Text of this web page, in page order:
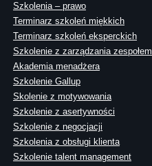
Szkolenia – prawo
Terminarz szkoleń miękkich
Terminarz szkoleń eksperckich
Szkolenie z zarządzania zespołem
Akademia menadżera
Szkolenie Gallup
Skolenie z motywowania
Szkolenie z asertywności
Szkolenie z negocjacji
Szkolenia z obsługi klienta
Szkolenie talent management